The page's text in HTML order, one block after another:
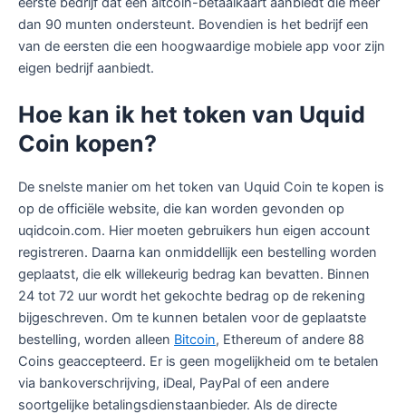
dan 90 munten ondersteunt. Bovendien is het bedrijf een
van de eersten die een hoogwaardige mobiele app voor zijn
eigen bedrijf aanbiedt.
Hoe kan ik het token van Uquid
Coin kopen?
De snelste manier om het token van Uquid Coin te kopen is
op de officiële website, die kan worden gevonden op
uqidcoin.com. Hier moeten gebruikers hun eigen account
registreren. Daarna kan onmiddellijk een bestelling worden
geplaatst, die elk willekeurig bedrag kan bevatten. Binnen
24 tot 72 uur wordt het gekochte bedrag op de rekening
bijgeschreven. Om te kunnen betalen voor de geplaatste
bestelling, worden alleen Bitcoin, Ethereum of andere 88
Coins geaccepteerd. Er is geen mogelijkheid om te betalen
via bankoverschrijving, iDeal, PayPal of een andere
soortgelijke betalingsdienstaanbieder. Als de directe